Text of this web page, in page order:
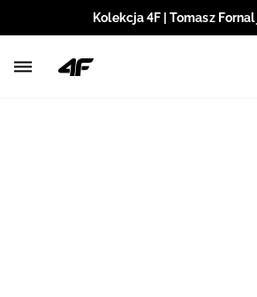
Kolekcja 4F | Tomasz